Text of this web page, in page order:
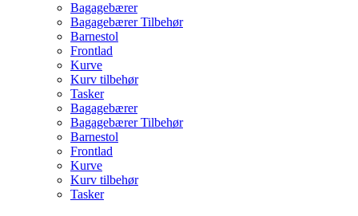
Bagagebærer
Bagagebærer Tilbehør
Barnestol
Frontlad
Kurve
Kurv tilbehør
Tasker
Bagagebærer
Bagagebærer Tilbehør
Barnestol
Frontlad
Kurve
Kurv tilbehør
Tasker